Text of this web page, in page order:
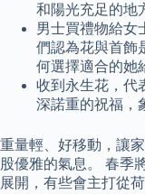
和陽光充足的地
男士買禮物給女
們認為花與首飾
何選擇適合的她
收到永生花，代
深諾重的祝福，
重量輕、好移動，讓
股優雅的氣息。 春季
展開，有些會主打從